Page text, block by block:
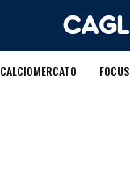
CALCIOMERCATO FOCUS